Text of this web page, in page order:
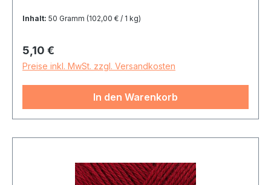
Inhalt: 50 Gramm (102,00 € / 1 kg)
Regulärer Preis:
5,10 €
Preise inkl. MwSt. zzgl. Versandkosten
In den Warenkorb